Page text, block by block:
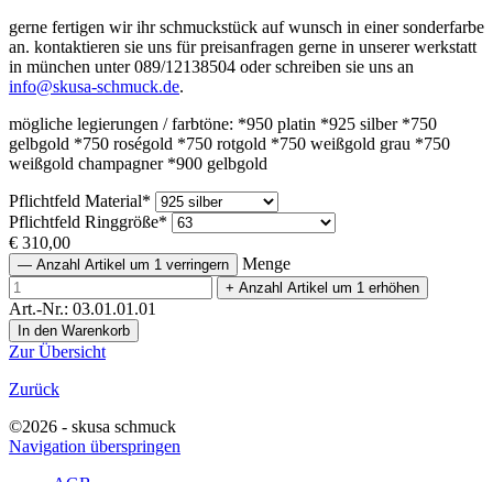
gerne fertigen wir ihr schmuckstück auf wunsch in einer sonderfarbe
an. kontaktieren sie uns für preisanfragen gerne in unserer werkstatt
in münchen unter 089/12138504 oder schreiben sie uns an
info@skusa-schmuck.de.
mögliche legierungen / farbtöne: *950 platin *925 silber *750
gelbgold *750 roségold *750 rotgold *750 weißgold grau *750
weißgold champagner *900 gelbgold
Pflichtfeld Material*
Pflichtfeld Ringgröße*
€ 310,00
— Anzahl Artikel um 1 verringern Menge
+ Anzahl Artikel um 1 erhöhen
Art.-Nr.: 03.01.01.01
Zur Übersicht
Zurück
©2026 - skusa schmuck
Navigation überspringen